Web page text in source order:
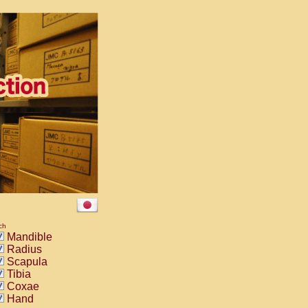
Mandible
Radius
Scapula
Tibia
Coxae
Hand